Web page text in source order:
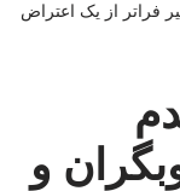
فراتر از یک اعتراض
و